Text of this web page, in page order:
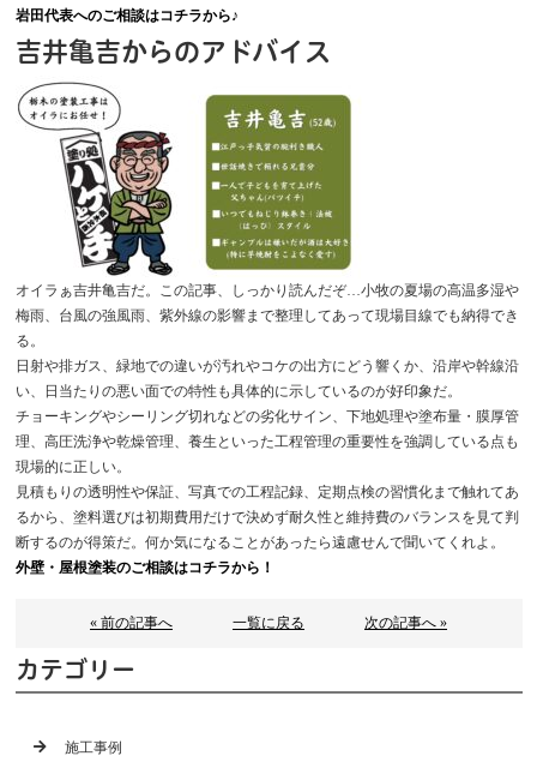
岩田代表へのご相談はコチラから♪
吉井亀吉からのアドバイス
オイラぁ吉井亀吉だ。この記事、しっかり読んだぞ…小牧の夏場の高温多湿や
梅雨、台風の強風雨、紫外線の影響まで整理してあって現場目線でも納得でき
る。
日射や排ガス、緑地での違いが汚れやコケの出方にどう響くか、沿岸や幹線沿
い、日当たりの悪い面での特性も具体的に示しているのが好印象だ。
チョーキングやシーリング切れなどの劣化サイン、下地処理や塗布量・膜厚管
理、高圧洗浄や乾燥管理、養生といった工程管理の重要性を強調している点も
現場的に正しい。
見積もりの透明性や保証、写真での工程記録、定期点検の習慣化まで触れてあ
るから、塗料選びは初期費用だけで決めず耐久性と維持費のバランスを見て判
断するのが得策だ。何か気になることがあったら遠慮せんで聞いてくれよ。
外壁・屋根塗装のご相談はコチラから！
« 前の記事へ 一覧に戻る 次の記事へ »
カテゴリー
施工事例